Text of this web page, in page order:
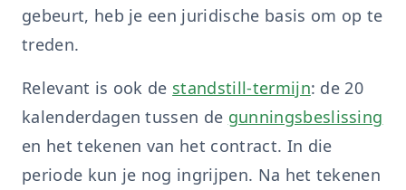
gebeurt, heb je een juridische basis om op te
treden.
Relevant is ook de standstill-termijn: de 20
kalenderdagen tussen de gunningsbeslissing
en het tekenen van het contract. In die
periode kun je nog ingrijpen. Na het tekenen